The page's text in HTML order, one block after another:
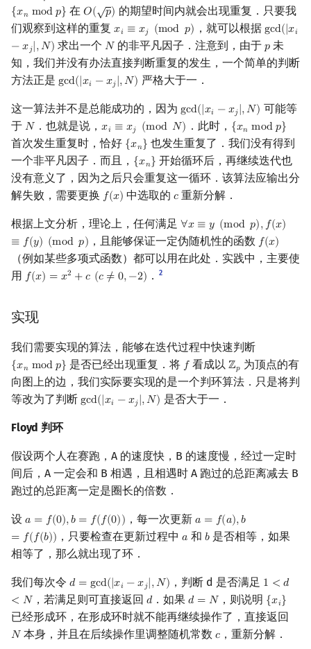
{𝑥𝑛 mod𝑝}
{xnmodp} 在𝑂(√𝑝)
O(p)
的期望时间内就会出现重复．只要我
们观察到这样的重复 𝑥𝑖 ≡ 𝑥𝑗 (mod 𝑝)
xi≡xj (modp) ，就可以根据 gcd(|𝑥𝑖
−𝑥𝑗|,𝑁)
gcd( |xi
求出一个 𝑁
N 的非平凡因子．注意到，由于𝑝
p 未
知，我们并没有办法直接判断重复的发生，一个简单的判断
方法正是 gcd(|𝑥𝑖 −𝑥𝑗|,𝑁)
gcd( |xi −x |,N) 严格大于一．
这一算法并不是总能成功的，因为 gcd(|𝑥𝑖 −𝑥𝑗|,𝑁)
gcd( |xi −x |,N)
可能等
于 𝑁
N ．也就是说，𝑥𝑖 ≡ 𝑥𝑗 (mod 𝑁)
xi≡xj (modN) ．此时， {𝑥𝑛 mod𝑝}
{xnmodp}
首次发生重复时，恰好 {𝑥𝑛}
{xn} 也发生重复了．我们没有得到
一个非平凡因子．而且， {𝑥𝑛}
{xn} 开始循环后，再继续迭代也
没有意义了，因为之后只会重复这一循环．该算法应输出分
解失败，需要更换 𝑓(𝑥)
f(x) 中选取的𝑐
c 重新分解．
根据上文分析，理论上，任何满足 ∀𝑥 ≡ 𝑦 (mod 𝑝),𝑓(𝑥)
≡ 𝑓(𝑦) (mod 𝑝)
∀x≡y( modp),f (x)≡f(y)(
，且能够保证一定伪随机性的函数 𝑓(𝑥)
f(x)
（例如某些多项式函数）都可以用在此处．实践中，主要使
用 𝑓(𝑥) = 𝑥2 +𝑐 (𝑐 ≠ 0,−2)
f(x)= x2 +c c≠0 −2 ) ． 2
实现
我们需要实现的算法，能够在迭代过程中快速判断
{𝑥𝑛 mod𝑝}
{xnmodp} 是否已经出现重复．将 𝑓
f 看成以ℤ𝑝
Zp 为顶点的有
向图上的边，我们实际要实现的是一个判环算法．只是将判
等改为了判断 gcd(|𝑥𝑖 −𝑥𝑗|,𝑁)
gcd( |xi −x |,N) 是否大于一．
Floyd 判环
假设两个人在赛跑，A 的速度快，B 的速度慢，经过一定时
间后，A 一定会和 B 相遇，且相遇时 A 跑过的总距离减去 B
跑过的总距离一定是圈长的倍数．
设 𝑎 = 𝑓(0),𝑏 = 𝑓(𝑓(0))
a =f( 0),b=f( (0 )) ，每一次更新 𝑎 = 𝑓(𝑎),𝑏
= 𝑓(𝑓(𝑏))
a =f( a),b=f(f
，只要检查在更新过程中𝑎
a 和 𝑏
b是否相等，如果
相等了，那么就出现了环．
我们每次令 𝑑 = gcd(|𝑥𝑖 −𝑥𝑗|,𝑁)
d =gcd(|x i−x j|, N) ，判断 d 是否满足 1 < 𝑑
< 𝑁
1 <d <N
，若满足则可直接返回 𝑑
d．如果𝑑 = 𝑁
d =N ，则说明 {𝑥𝑖}
{xi}
已经形成环，在形成环时就不能再继续操作了，直接返回
𝑁
N 本身，并且在后续操作里调整随机常数𝑐
c ，重新分解．